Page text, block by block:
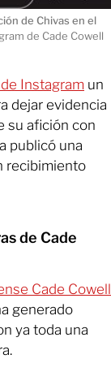
de Chivas en el
de Cade Cowell
Instagram un
dejar evidencia
su afición con
publicó una
recibimiento
de Cade
Cade Cowell
generado
ya toda una